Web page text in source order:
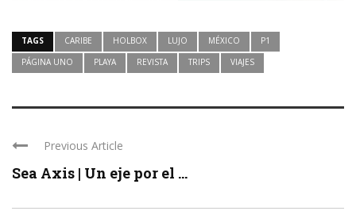
TAGS CARIBE HOLBOX LUJO MÉXICO
P1
PÁGINA UNO
PLAYA REVISTA TRIPS VIAJES
Previous Article
Sea Axis | Un eje por el ...